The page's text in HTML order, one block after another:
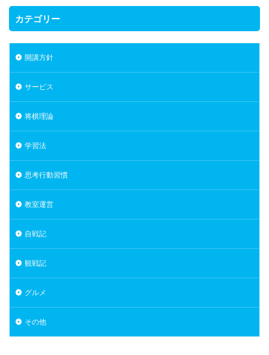
カテゴリー
開講方針
サービス
将棋理論
学習法
思考行動習慣
教室運営
自戦記
観戦記
グルメ
その他